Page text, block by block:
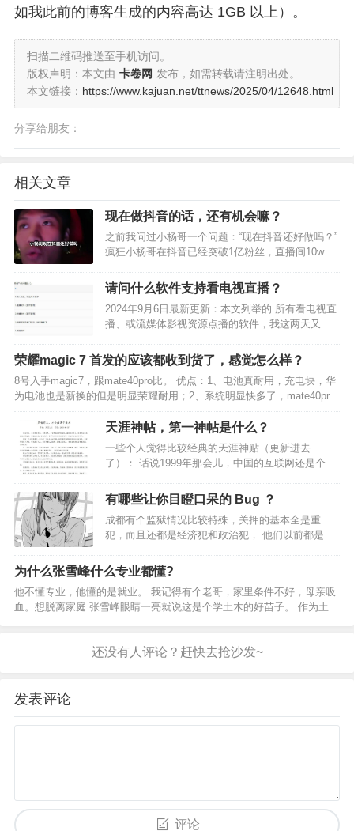
如我此前的博客生成的内容高达 1GB 以上）。
扫描二维码推送至手机访问。
版权声明：本文由 卡卷网 发布，如需转载请注明出处。
本文链接： https://www.kajuan.net/ttnews/2025/04/12648.html
分享给朋友：
相关文章
现在做抖音的话，还有机会嘛？
之前我问过小杨哥一个问题：“现在抖音还好做吗？”
疯狂小杨哥在抖音已经突破1亿粉丝，直播间10w的
据。 现在抖音的市场好像已经被头部占领，资源靠
前，普通人似乎已经没有机会了？ 下面是小杨哥对
于做…
请问什么软件支持看电视直播？
2024年9月6日最新更新：本文列举的 所有看电视直
播、或流媒体影视资源点播的软件，我这两天又重
式见文末图片，或见评论。后续我也将持续更新，
文章是旧的软件也会是新的，保证你拿到的都是最
新可用版本。…
荣耀magic 7 首发的应该都收到货了，感觉怎么样？
8号入手magic7，跟mate40pro比。 优点：1、电池真耐用，充电块，华
为电池也是新换的但是明显荣耀耐用；2、系统明显快多了，mate40pro
下半年开始卡的不行，实在受不了了。3、声音、震动效果提升明显，指
纹反应灵敏很多。 缺点：…天涯神帖，第一神帖是什么？
一些个人觉得比较经典的天涯神贴（更新进去
了）： 话说1999年那会儿，中国的互联网还是个小
已经悄然诞生了。 时光飞逝，到了2007年，这小小
社区竟然已经吸引了超过20…
有哪些让你目瞪口呆的 Bug ？
成都有个监狱情况比较特殊，关押的基本全是重
犯，而且还都是经济犯和政治犯， 他们以前都是一
无非是不小心中箭落马或帮老大顶锅才进监狱， 所
以即使进来了，他们依然保持着体面和骄傲，依从
性差，虽然不至于和…
为什么张雪峰什么专业都懂?
他不懂专业，他懂的是就业。 我记得有个老哥，家里条件不好，母亲吸
血。想脱离家庭 张雪峰眼睛一亮就说这是个学土木的好苗子。 作为土木
发表评论
评论